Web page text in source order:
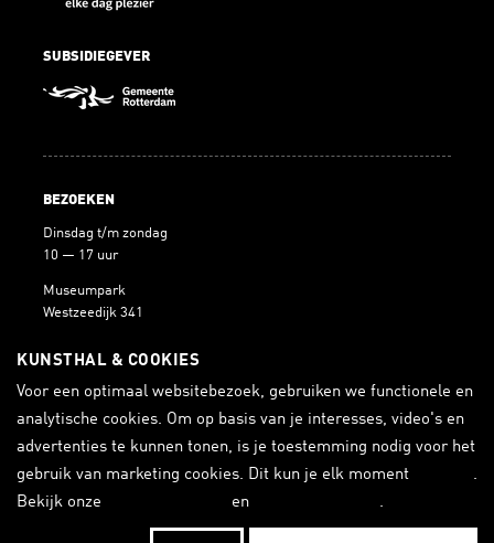
SUBSIDIEGEVER
BEZOEKEN
Dinsdag t/m zondag
10 — 17 uur
Museumpark
Westzeedijk 341
BLIJF OP DE HOOGTE
ONTVANG DE NIEUWSBRIEF
KUNSTHAL & COOKIES
Voor een optimaal websitebezoek, gebruiken we functionele en
analytische cookies. Om op basis van je interesses, video's en
advertenties te kunnen tonen, is je toestemming nodig voor het
gebruik van marketing cookies. Dit kun je elk moment
.
Bekijk onze
en .